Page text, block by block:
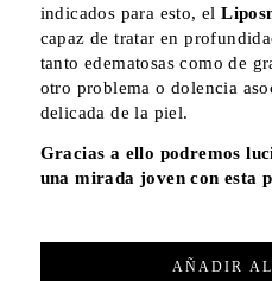
indicados para esto, el
capaz de tratar en
tanto edematosas como de
otro problema o dolencia
delicada de la piel.
Gracias a ello podremos
una mirada joven con esta
AÑADIR